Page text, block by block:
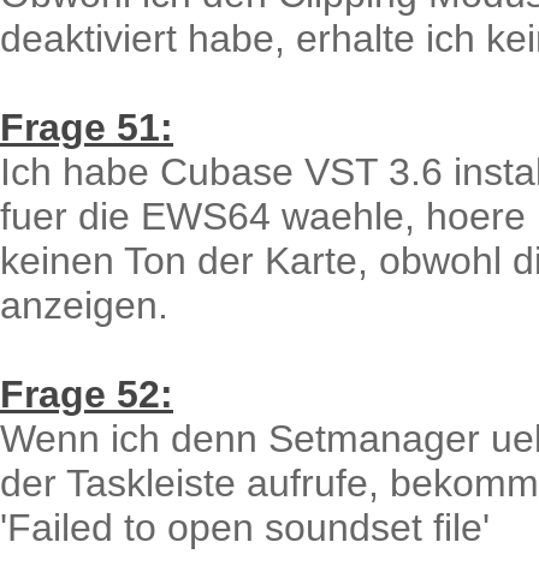
deaktiviert habe, erhalte ich
Frage 51:
Ich habe Cubase VST 3.6
fuer die EWS64 waehle, hoere
keinen Ton der Karte, obwohl
anzeigen.
Frage 52:
Wenn ich denn Setmanager
der Taskleiste aufrufe,
'Failed to open soundset file'